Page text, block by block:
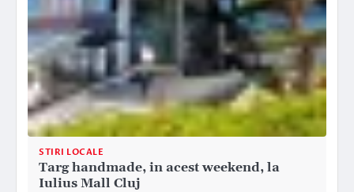
STIRI LOCALE
Targ handmade, in acest weekend, la
Iulius Mall Cluj